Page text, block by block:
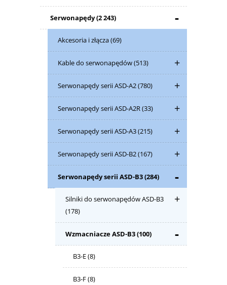
Serwonapędy(2 243)
Akcesoria i złącza(69)
Kable do serwonapędów(513)
Serwonapędy serii ASD-A2(780)
Serwonapędy serii ASD-A2R(33)
Serwonapędy serii ASD-A3(215)
Serwonapędy serii ASD-B2(167)
Serwonapędy serii ASD-B3(284)
Silniki do serwonapędów ASD-B3
(178)
Wzmacniacze ASD-B3(100)
B3-E(8)
B3-F(8)